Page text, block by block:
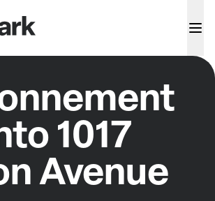
1017
Avenue